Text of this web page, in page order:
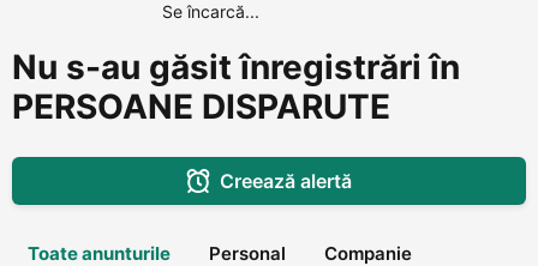
Se încarcă...
Nu s-au găsit înregistrări în
PERSOANE DISPARUTE
Creează alertă
Toate anunturile Personal Companie